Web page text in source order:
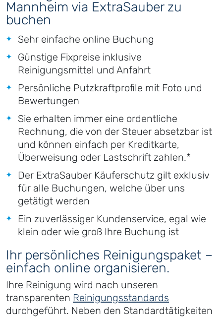
Mannheim via ExtraSauber zu
buchen
Sehr einfache online Buchung
Günstige Fixpreise inklusive
Reinigungsmittel und Anfahrt
Persönliche Putzkraftprofile mit Foto und
Bewertungen
Sie erhalten immer eine ordentliche
Rechnung, die von der Steuer absetzbar ist
und können einfach per Kreditkarte,
Überweisung oder Lastschrift zahlen.*
Der ExtraSauber Käuferschutz gilt exklusiv
für alle Buchungen, welche über uns
getätigt werden
Ein zuverlässiger Kundenservice, egal wie
klein oder wie groß Ihre Buchung ist
Ihr persönliches Reinigungspaket –
einfach online organisieren.
Ihre Reinigung wird nach unseren
transparenten Reinigungsstandards
durchgeführt. Neben den Standardtätigkeiten